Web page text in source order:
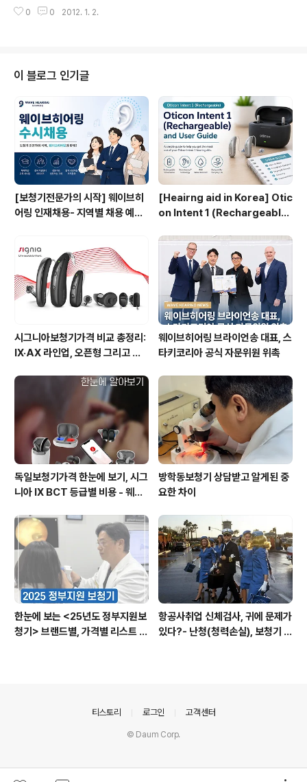
시간과 비용을 투자했다는 반증이기도 합니다. 기업은 타
기원드립니다. 아울러 건강과 행복이 늘 함께하는 복된 나
떠한 일들은 왜 하지 못했는지를 진진하게 되짚어 보는 저
만의 시간을 가져 보았습니다. 블로깅을 주로 하는 제 방의
컴퓨터 옆에 탁상 달력이 하나 있습니다. 사회 생활을 하면
서 생긴 습관인데 매년 양지사 다이어리와 한달 한달 넘길
수 있는 탁상 달력을 사용해 오고 있습니다. 그래서 한 해가
지날 때 ..
0 0 2012. 1. 2.
이 블로그 인기글
[보청기전문가의 시작] 웨이브히
어링 인재채용- 지역별 채용 예정
[Heairng aid in Korea] Otic
on Intent 1 (Rechargeable)
ng & Daily Care | WaveHea
ring in Seoul
시그니아보청기가격 비교 총정리:
IX·AX 라인업, 오픈형 그리고 귓
브히어링 부산직영점
웨이브히어링 브라이언송 대표, 스
타키코리아 공식 자문위원 위촉
독일보청기가격 한눈에 보기, 시그
니아 IX BCT 등급별 비용 - 웨이
청역보청기}
방학동보청기 상담받고 알게된 중
요한 차이
한눈에 보는 <25년도 정부지원보
청기> 브랜드별, 가격별 리스트 총
항공사취업 신체검사, 귀에 문제가
있다?- 난청(청력손실), 보청기 분
티스토리 로그인 고객센터
© Daum Corp.